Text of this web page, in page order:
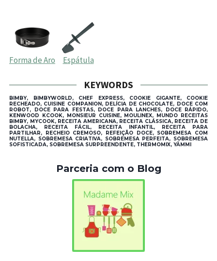
Forma de Aro Espátula
KEYWORDS
BIMBY, BIMBYWORLD, CHEF EXPRESS, COOKIE GIGANTE, COOKIE
RECHEADO, CUISINE COMPANION, DELÍCIA DE CHOCOLATE, DOCE COM
ROBOT, DOCE PARA FESTAS, DOCE PARA LANCHES, DOCE RÁPIDO,
KENWOOD KCOOK, MONSIEUR CUISINE, MOULINEX, MUNDO RECEITAS
BIMBY, MYCOOK, RECEITA AMERICANA, RECEITA CLÁSSICA, RECEITA DE
BOLACHA, RECEITA FÁCIL, RECEITA INFANTIL, RECEITA PARA
PARTILHAR, RECHEIO CREMOSO, REFEIÇÃO DOCE, SOBREMESA COM
NUTELLA, SOBREMESA CRIATIVA, SOBREMESA PERFEITA, SOBREMESA
SOFISTICADA, SOBREMESA SURPREENDENTE, THERMOMIX, YÄMMI
Parceria com o Blog